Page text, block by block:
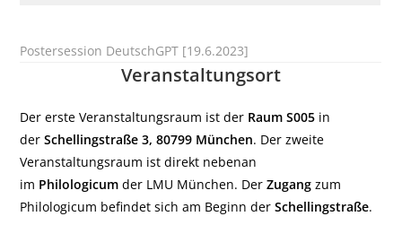
Postersession DeutschGPT [19.6.2023]
Veranstaltungsort
Der erste Veranstaltungsraum ist der Raum S005 in
derSchellingstraße 3, 80799 München. Der zweite
Veranstaltungsraum ist direkt nebenan
im Philologicum der LMU München. DerZugang zum
Philologicum befindet sich am Beginn derSchellingstraße.